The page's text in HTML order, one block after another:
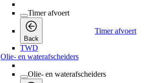
Timer afvoert
Back
Timer afvoert
TWD
Olie- en waterafscheiders
Olie- en waterafscheiders